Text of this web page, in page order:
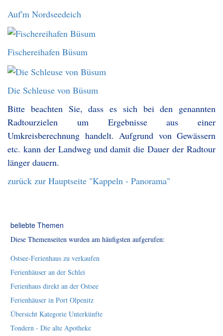
Auf'm Nordseedeich
Fischereihafen Büsum
Die Schleuse von Büsum
Bitte beachten Sie, dass es sich bei den genannten
Radtourzielen um Ergebnisse aus einer
Umkreisberechnung handelt. Aufgrund von Gewässern
etc. kann der Landweg und damit die Dauer der Radtour
länger dauern.
zurück zur Hauptseite "Kappeln - Panorama"
beliebte Themen
Diese Themenseiten wurden am häufigsten aufgerufen:
Ostsee-Ferienhaus zu verkaufen
Ferienhäuser an der Schlei
Ferienhaus direkt an der Ostsee
Ferienhäuser in Port Olpenitz
Übersicht Kategorie Unterkünfte
Tondern - Die alte Apotheke